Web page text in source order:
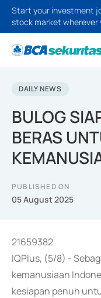
Start your investment
stock market wherever
DAILY NEWS
BULOG
BERAS
PUBLISHED ON
05 August 2025
21659382
IQPlus, (5/8) -
kemanusiaan
kesiapan penuh